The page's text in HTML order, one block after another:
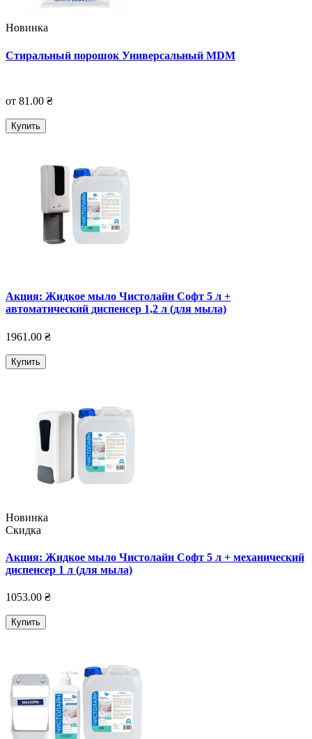
Новинка
Стиральный порошок Универсальный MDM
от 81.00 ₴
Купить
Акция: Жидкое мыло Чистолайн Софт 5 л +
автоматический диспенсер 1,2 л (для мыла)
1961.00 ₴
Купить
Новинка
Скидка
Акция: Жидкое мыло Чистолайн Софт 5 л + механический
диспенсер 1 л (для мыла)
1053.00 ₴
Купить